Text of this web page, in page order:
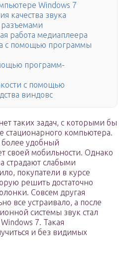
Windows 7
качества звука
работа медиаплеера
с помощью программы
программ-
с помощью
виндовс
таких задач, с которыми бы
стационарного компьютера.
удобный
своей мобильности. Однако
страдают слабыми
покупатели в курсе
решить достаточно
Совсем другая
все устраивало, а после
системы звук стал
7. Такая
и без видимых